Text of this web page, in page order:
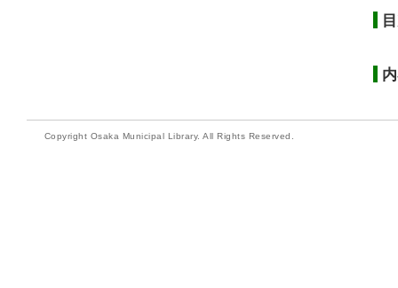
Copyright Osaka Municipal Library. All Rights Reserved.